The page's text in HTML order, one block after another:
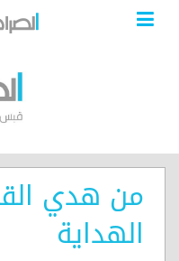
الهداية